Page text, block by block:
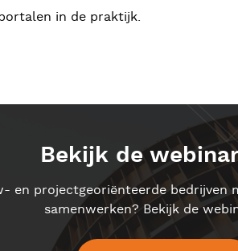
in de praktijk.
Bekijk de
en projectgeoriënteerde bedrijven
samenwerken? Bekijk de